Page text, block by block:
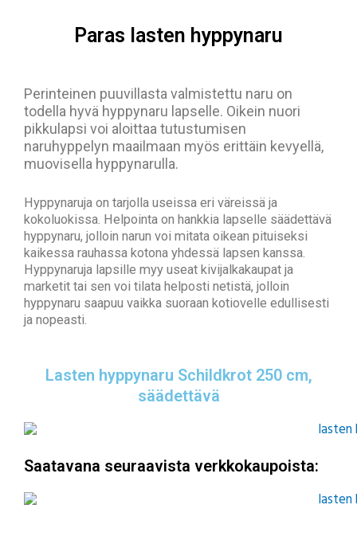
Paras lasten hyppynaru
Perinteinen puuvillasta valmistettu naru on
todella hyvä hyppynaru lapselle. Oikein nuori
pikkulapsi voi aloittaa tutustumisen
naruhyppelyn maailmaan myös erittäin kevyellä,
muovisella hyppynarulla.
Hyppynaruja on tarjolla useissa eri väreissä ja
kokoluokissa. Helpointa on hankkia lapselle säädettävä
hyppynaru, jolloin narun voi mitata oikean pituiseksi
kaikessa rauhassa kotona yhdessä lapsen kanssa.
Hyppynaruja lapsille myy useat kivijalkakaupat ja
marketit tai sen voi tilata helposti netistä, jolloin
hyppynaru saapuu vaikka suoraan kotiovelle edullisesti
ja nopeasti.
Lasten hyppynaru Schildkrot 250 cm,
säädettävä
Saatavana seuraavista verkkokaupoista: